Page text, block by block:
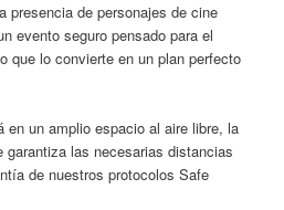
presencia de personajes de cine
evento seguro pensado para el
que lo convierte en un plan perfecto
en un amplio espacio al aire libre, la
garantiza las necesarias distancias
de nuestros protocolos Safe